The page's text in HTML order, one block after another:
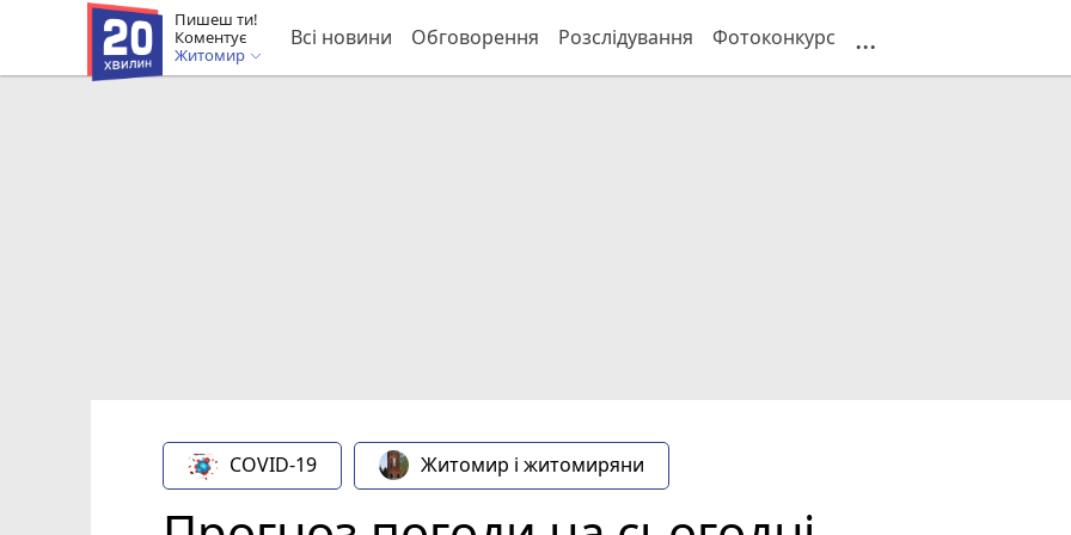
Пишеш ти!
Коментує
Житомир
Всі новини Обговорення Розслідування Фотоконкурс ...
COVID-19 Житомир і житомиряни